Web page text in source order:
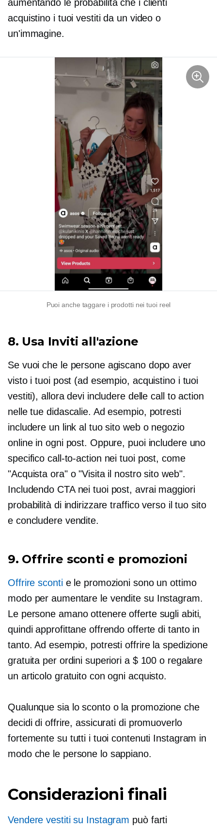
aumentando le probabilità che i clienti
acquistino i tuoi vestiti da un video o
un'immagine.
Puoi anche taggare i prodotti nei tuoi reel
8. Usa Inviti all'azione
Se vuoi che le persone agiscano dopo aver
visto i tuoi post (ad esempio, acquistino i tuoi
vestiti), allora devi includere delle call to action
nelle tue didascalie. Ad esempio, potresti
includere un link al tuo sito web o negozio
online in ogni post. Oppure, puoi includere uno
specificocall-to-action nei tuoi post, come
"Acquista ora" o "Visita il nostro sito web".
Includendo CTA nei tuoi post, avrai maggiori
probabilità di indirizzare traffico verso il tuo sito
e concludere vendite.
9. Offrire sconti e promozioni
Offrire scontie le promozioni sono un ottimo
modo per aumentare le vendite su Instagram.
Le persone amano ottenere offerte sugli abiti,
quindi approfittane offrendo offerte di tanto in
tanto. Ad esempio, potresti offrire la spedizione
gratuita per ordini superiori a $ 100 o regalare
un articolo gratuito con ogni acquisto.
Qualunque sia lo sconto o la promozione che
decidi di offrire, assicurati di promuoverlo
fortemente su tutti i tuoi contenuti Instagram in
modo che le persone lo sappiano.
Considerazioni finali
Vendere vestiti su Instagram può farti